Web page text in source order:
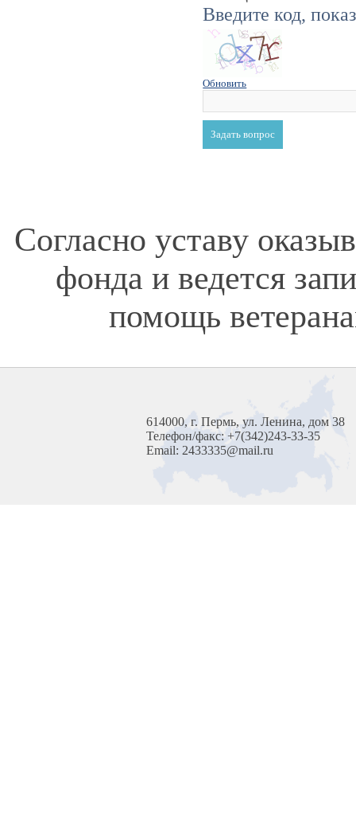
Введите код,
Обновить
Согласно уставу
фонда и ведется
помощь
614000, г. Пермь, ул. Ленина, дом 38
Телефон/факс: +7(342)243-33-35
Email: 2433335@mail.ru